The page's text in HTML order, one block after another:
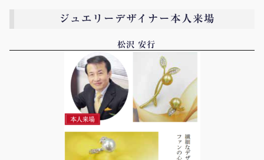
ジュエリーデザイナー本人来場
松沢 安行